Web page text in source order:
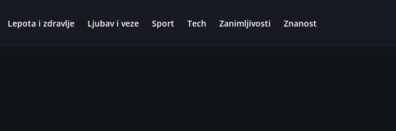
Lepota i zdravlje Ljubav i veze Sport Tech Zanimljivosti Znanost